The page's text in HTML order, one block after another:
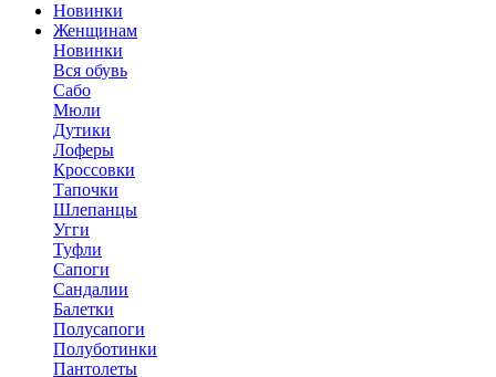
Новинки
Женщинам
Новинки
Вся обувь
Сабо
Мюли
Дутики
Лоферы
Кроссовки
Тапочки
Шлепанцы
Угги
Туфли
Сапоги
Сандалии
Балетки
Полусапоги
Полуботинки
Пантолеты